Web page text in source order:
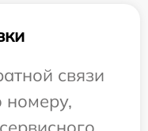
связи
номеру,